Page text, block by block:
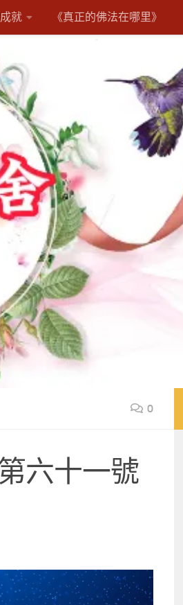
就 《真正的佛法在哪里》
0
六十一號